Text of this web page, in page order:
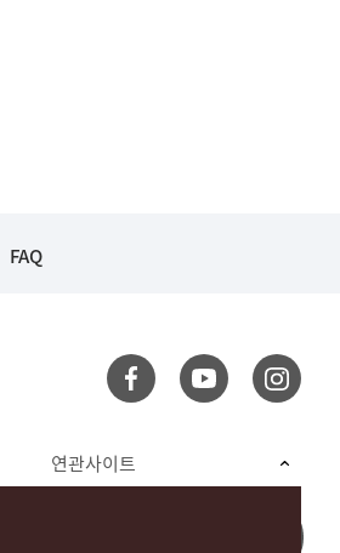
FAQ
연관사이트